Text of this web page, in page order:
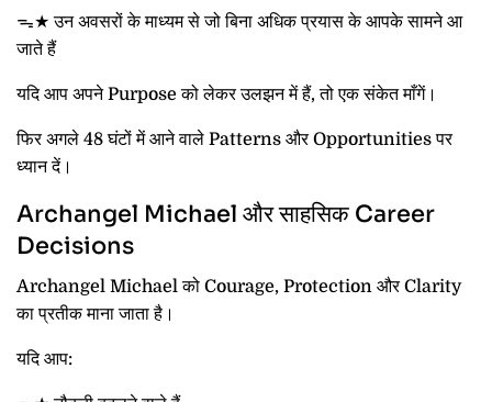
ᯓ★ उन अवसरों के माध्यम से जो बिना अधिक प्रयास के आपके सामने आ
जाते हैं
यदि आप अपने Purpose को लेकर उलझन में हैं, तो एक संकेत माँगें।
फिर अगले 48 घंटों में आने वाले Patterns और Opportunities पर
ध्यान दें।
Archangel Michael और साहसिक Career
Decisions
Archangel Michael को Courage, Protection और Clarity
का प्रतीक माना जाता है।
यदि आप: